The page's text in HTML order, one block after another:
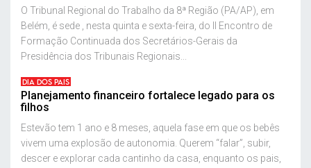
O Tribunal Regional do Trabalho da 8ª Região (PA/AP), em
Belém, é sede , nesta quinta e sexta-feira, do II Encontro de
Formação Continuada dos Secretários-Gerais da
Presidência dos Tribunais Regionais...
DIA DOS PAIS
Planejamento financeiro fortalece legado para os
filhos
Estevão tem 1 ano e 8 meses, aquela fase em que os bebês
vivem uma explosão de autonomia. Querem “falar”, subir,
descer e explorar cada cantinho da casa, enquanto os pais,